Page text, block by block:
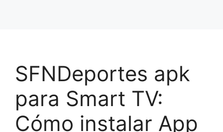
SFNDeportes apk
para Smart TV:
Cómo instalar App